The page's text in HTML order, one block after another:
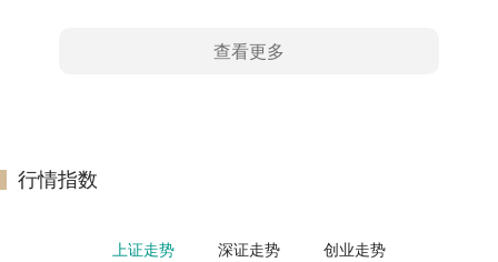
查看更多
行情指数
上证走势 深证走势 创业走势